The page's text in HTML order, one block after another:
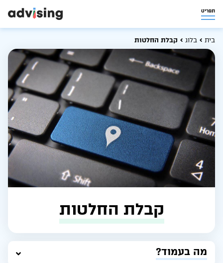
תפריט
בית בלוג קבלת החלטות
קבלת החלטות
מה בעמוד?